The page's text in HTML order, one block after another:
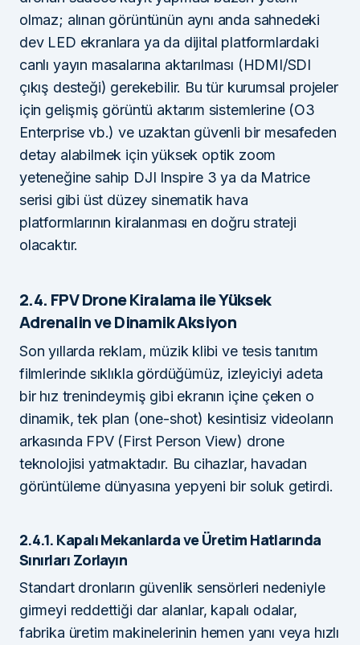
olmaz; alınan görüntünün aynı anda sahnedeki
dev LED ekranlara ya da dijital platformlardaki
canlı yayın masalarına aktarılması (HDMI/SDI
çıkış desteği) gerekebilir. Bu tür kurumsal projeler
için gelişmiş görüntü aktarım sistemlerine (O3
Enterprise vb.) ve uzaktan güvenli bir mesafeden
detay alabilmek için yüksek optik zoom
yeteneğine sahip DJI Inspire 3 ya da Matrice
serisi gibi üst düzey sinematik hava
platformlarının kiralanması en doğru strateji
olacaktır.
2.4. FPV Drone Kiralama ile Yüksek
Adrenalin ve Dinamik Aksiyon
Son yıllarda reklam, müzik klibi ve tesis tanıtım
filmlerinde sıklıkla gördüğümüz, izleyiciyi adeta
bir hız trenindeymiş gibi ekranın içine çeken o
dinamik, tek plan (one-shot) kesintisiz videoların
arkasında FPV (First Person View) drone
teknolojisi yatmaktadır. Bu cihazlar, havadan
görüntüleme dünyasına yepyeni bir soluk getirdi.
2.4.1. Kapalı Mekanlarda ve Üretim Hatlarında
Sınırları Zorlayın
Standart dronların güvenlik sensörleri nedeniyle
girmeyi reddettiği dar alanlar, kapalı odalar,
fabrika üretim makinelerinin hemen yanı veya hızlı